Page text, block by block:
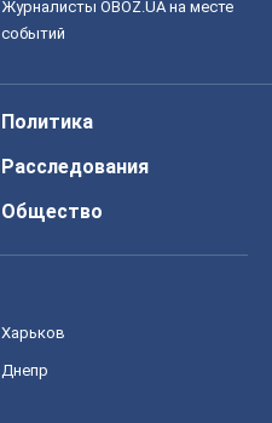
Журналисты OBOZ.UA на месте
событий
Политика
Расследования
Общество
Харьков
Днепр